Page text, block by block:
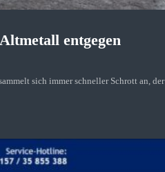
entgegen
sich immer schneller Schrott an, der